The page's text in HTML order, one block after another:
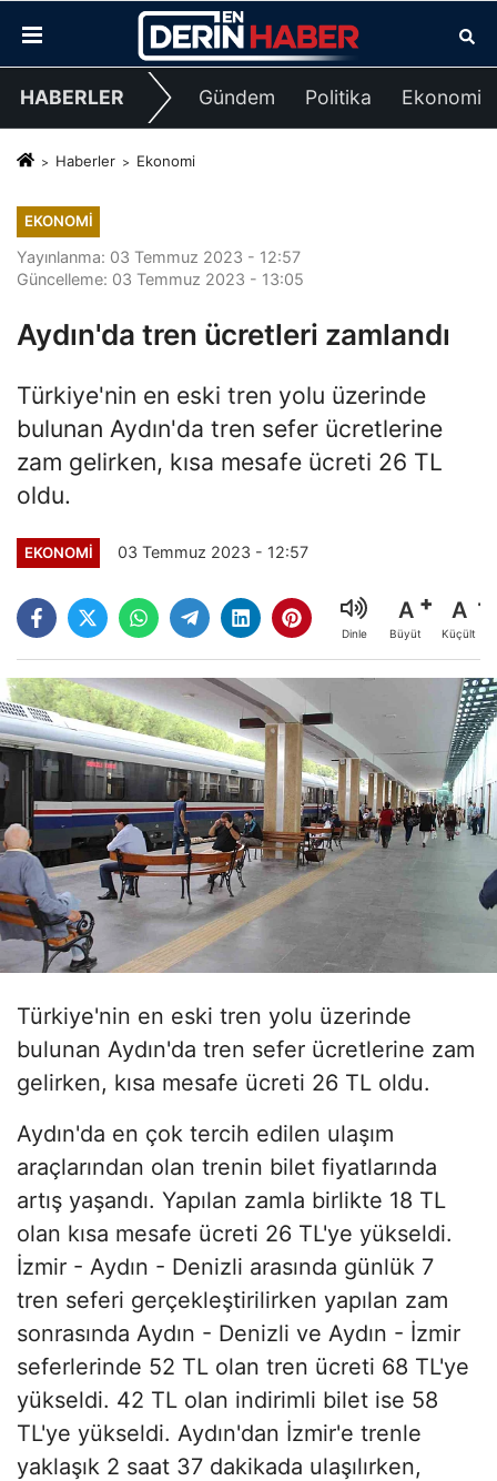
HABERLER Gündem Politika Ekonomi
Haberler Ekonomi
EKONOMI
Yayınlanma: 03 Temmuz 2023 - 12:57
Güncelleme: 03 Temmuz 2023 - 13:05
Aydın'da tren ücretleri zamlandı
Türkiye'nin en eski tren yolu üzerinde
bulunan Aydın'da tren sefer ücretlerine
zam gelirken, kısa mesafe ücreti 26 TL
oldu.
EKONOMI 03 Temmuz 2023 - 12:57
Dinle
A
Büyüt
A
Küçült
Türkiye'nin en eski tren yolu üzerinde
bulunan Aydın'da tren sefer ücretlerine zam
gelirken, kısa mesafe ücreti 26 TL oldu.
Aydın'da en çok tercih edilen ulaşım
araçlarından olan trenin bilet fiyatlarında
artış yaşandı. Yapılan zamla birlikte 18 TL
olan kısa mesafe ücreti 26 TL'ye yükseldi.
İzmir - Aydın - Denizli arasında günlük 7
tren seferi gerçekleştirilirken yapılan zam
sonrasında Aydın - Denizli ve Aydın - İzmir
seferlerinde 52 TL olan tren ücreti 68 TL'ye
yükseldi. 42 TL olan indirimli bilet ise 58
TL'ye yükseldi. Aydın'dan İzmir'e trenle
yaklaşık 2 saat 37 dakikada ulaşılırken,